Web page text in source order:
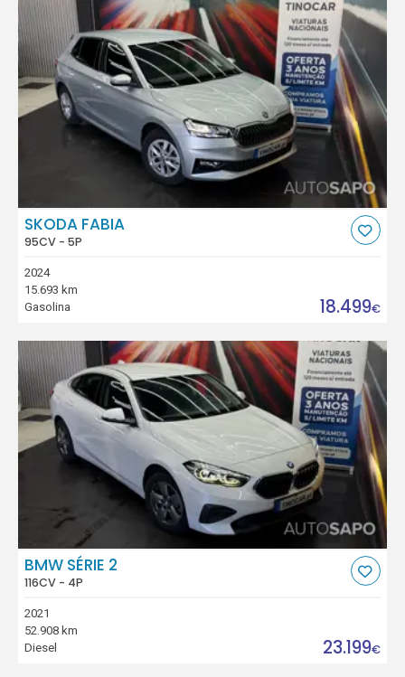
SKODA FABIA
95CV - 5P
2024
15.693 km
Gasolina
18.499€
BMW SÉRIE 2
116CV - 4P
2021
52.908 km
Diesel
23.199€